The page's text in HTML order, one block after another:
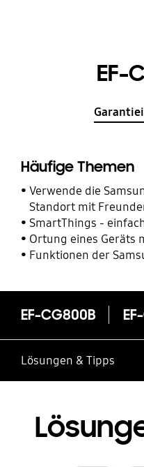
EF-
Häufige Themen
Verwende die
Standort mit
Familienmitgliedern
teilen
SmartThings -
Ortung eines Geräts
Funktionen der
EF-CG800B
Lösungen & Tipps